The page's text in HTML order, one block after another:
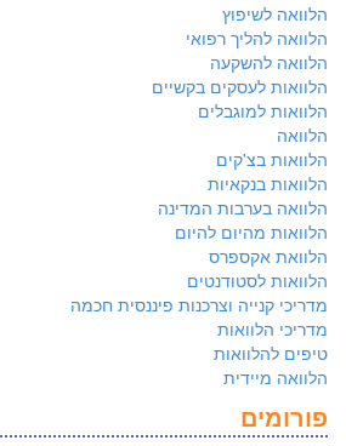
הלוואה לשיפוץ
הלוואה להליך רפואי
הלוואה להשקעה
הלוואות לעסקים בקשיים
הלוואות למוגבלים
הלוואה
הלוואות בצ'קים
הלוואות בנקאיות
הלוואה בערבות המדינה
הלוואות מהיום להיום
הלוואת אקספרס
הלוואות לסטודנטים
מדריכי קנייה וצרכנות פיננסית חכמה
מדריכי הלוואות
טיפים להלוואות
הלוואה מיידית
פורומים